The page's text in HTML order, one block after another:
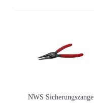
NWS Sicherungszange